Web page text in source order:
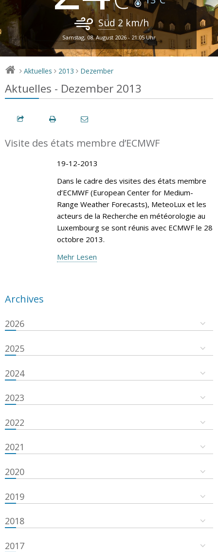
Süd 2 km/h
Samstag, 08. August 2026 - 21:05 Uhr
> Aktuelles > 2013 > Dezember
Aktuelles - Dezember 2013
Visite des états membre d’ECMWF
19-12-2013
Dans le cadre des visites des états membre
d’ECMWF (European Center for Medium-
Range Weather Forecasts), MeteoLux et les
acteurs de la Recherche en météorologie au
Luxembourg se sont réunis avec ECMWF le 28
octobre 2013.
Mehr Lesen
Archives
2026
2025
2024
2023
2022
2021
2020
2019
2018
2017